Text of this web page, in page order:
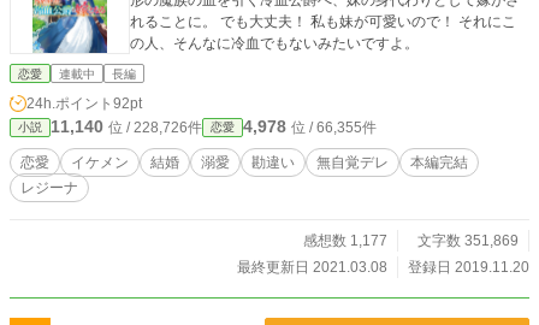
れることに。 でも大丈夫！ 私も妹が可愛いので！ それにこ
の人、そんなに冷血でもないみたいですよ。
恋愛 連載中 長編
24h.ポイント 92pt
小説 11,140 位 / 228,726件 恋愛 4,978 位 / 66,355件
恋愛 イケメン 結婚 溺愛 勘違い 無自覚デレ
本編完結
レジーナ
感想数 1,177
文字数 351,869
最終更新日 2021.03.08
登録日 2019.11.20